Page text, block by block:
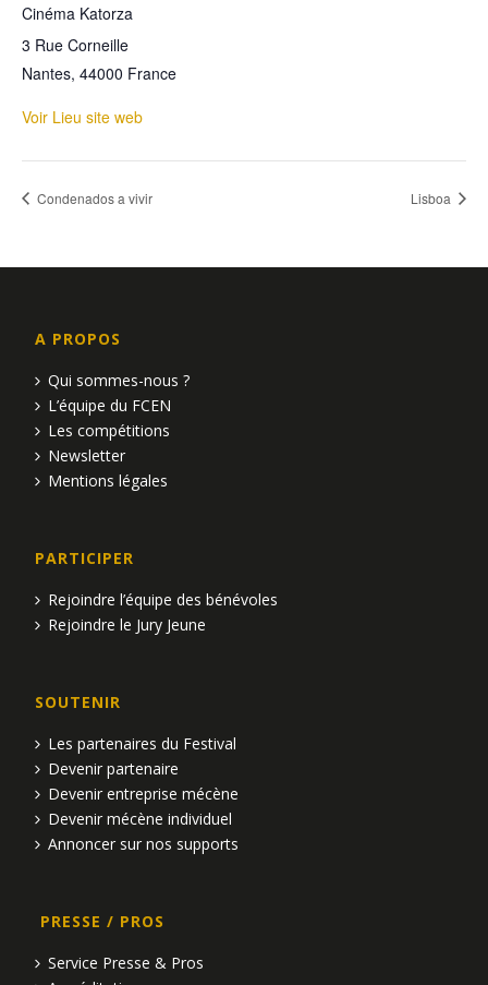
Cinéma Katorza
3 Rue Corneille
Nantes, 44000 France
Voir Lieu site web
Condenados a vivir Lisboa
A PROPOS
Qui sommes-nous ?
L’équipe du FCEN
Les compétitions
Newsletter
Mentions légales
PARTICIPER
Rejoindre l’équipe des bénévoles
Rejoindre le Jury Jeune
SOUTENIR
Les partenaires du Festival
Devenir partenaire
Devenir entreprise mécène
Devenir mécène individuel
Annoncer sur nos supports
PRESSE / PROS
Service Presse & Pros